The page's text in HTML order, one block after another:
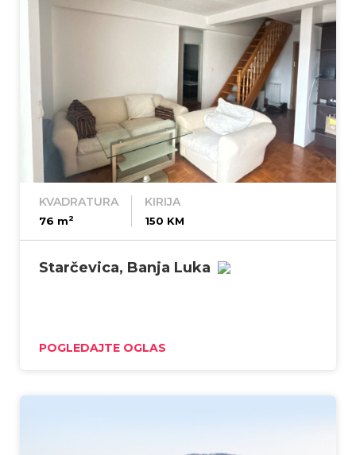
KVADRATURA
76 m2
KIRIJA
150 KM
Starčevica, Banja Luka
POGLEDAJTE OGLAS